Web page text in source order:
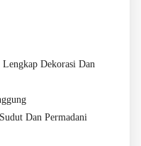
Lengkap Dekorasi Dan
Dan Permadani